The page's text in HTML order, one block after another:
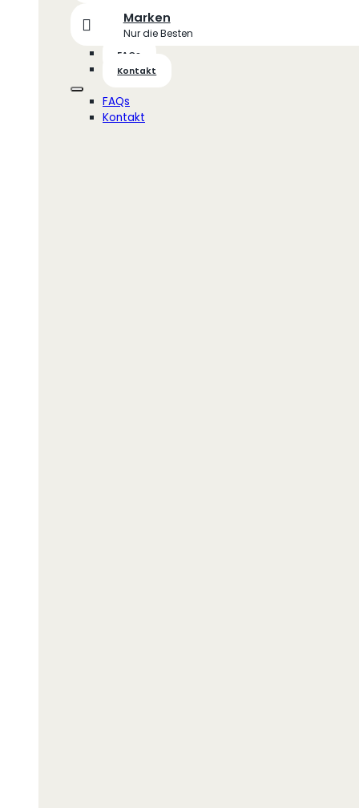
Marken
Nur die Besten
FAQs
Kontakt
FAQs
Kontakt